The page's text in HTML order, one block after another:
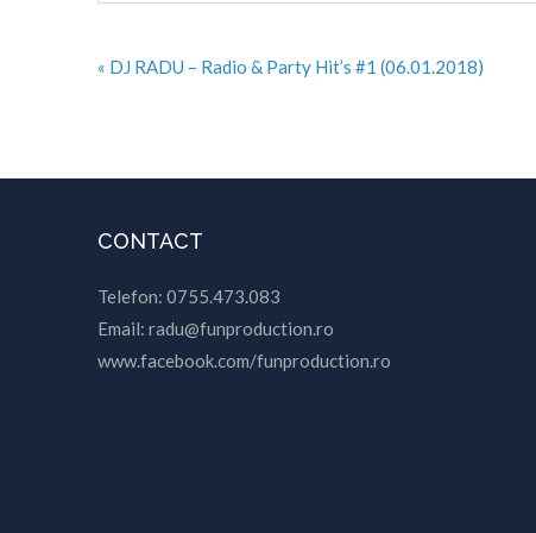
« DJ RADU – Radio & Party Hit’s #1 (06.01.2018)
CONTACT
Telefon: 0755.473.083
Email: radu@funproduction.ro
www.facebook.com/funproduction.ro